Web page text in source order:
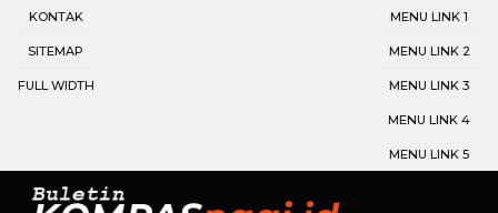
KONTAK
SITEMAP
FULL WIDTH
MENU LINK 1
MENU LINK 2
MENU LINK 3
MENU LINK 4
MENU LINK 5